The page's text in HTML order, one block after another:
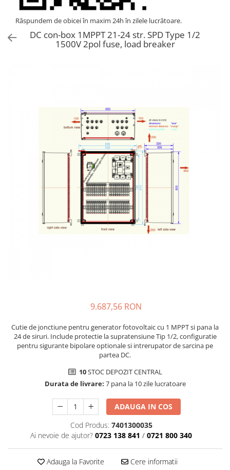
Acumulatori Victron
Invertor Hibrid - Off Grid
Statii de reincarcare Victron
Fronius Reserva
Fronius Reserva Pro
SBR battery
SBS
Accesorii stocare
Structura acoperis tigla
Structura acoperis plat
K2-Systems GmbH
Răspundem de obicei în maxim 24h în zilele lucrătoare.
DC con-box 1MPPT 21-24 str. SPD Type 1/2
1500V 2pol fuse, load breaker
9.687,56 RON
Cutie de jonctiune pentru generator fotovoltaic cu 1 MPPT si pana la
24 de siruri. Include protectie la supratensiune Tip 1/2, configuratie
pentru sigurante bipolare optionale si intrerupator de sarcina pe
partea DC.
10STOC DEPOZIT CENTRAL
Durata de livrare: 7 pana la 10 zile lucratoare
ADAUGA IN COS
Cod Produs: 7401300035
Ai nevoie de ajutor? 0723 138 841 / 0721 800 340
Adauga la Favorite Cere informatii